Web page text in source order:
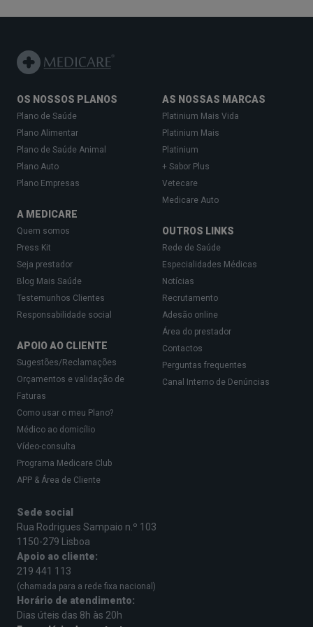
risco de morte súbita, mas, se o bebé a rejeitar, os
dada nas primeiras semanas de vida a um bebé
Enquanto está acordado, o bebé pode ser deitado
de barriga para baixo, para ajudar a fortalecer os
músculos do pescoço. Este deve ser ensinado a
dormir de barriga para cima e a brincar de barriga
para baixo.
A mãe deverá
o bebé não deverá ser exposto ao fumo do tabaco,
OS NOSSOS PLANOS
Plano de Saúde
Plano Alimentar
Plano de Saúde Animal
Plano Auto
Plano Empresas
A MEDICARE
Quem somos
Press Kit
Seja prestador
Blog Mais Saúde
Testemunhos Clientes
Responsabilidade social
APOIO AO CLIENTE
Sugestões/Reclamações
Orçamentos e validação de
Faturas
Como usar o meu Plano?
Médico ao domicílio
Vídeo-consulta
Programa Medicare Club
APP & Área de Cliente
AS NOSSAS MARCAS
Platinium Mais Vida
Platinium Mais
Platinium
+ Sabor Plus
Vetecare
Medicare Auto
OUTROS LINKS
Rede de Saúde
Especialidades Médicas
Notícias
Recrutamento
Adesão online
Área do prestador
Contactos
Perguntas frequentes
Canal Interno de Denúncias
Sede social
Rua Rodrigues Sampaio n.º 103
1150-279 Lisboa
Apoio ao cliente:
219 441 113
(chamada para a rede fixa nacional)
Horário de atendimento:
Dias úteis das 8h às 20h